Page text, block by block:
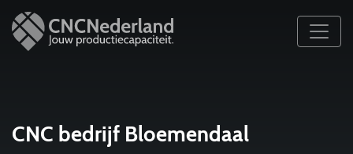
CNC bedrijf Bloemendaal